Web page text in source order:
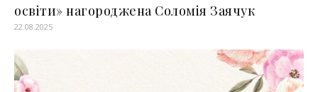
освіти» нагороджена Соломія Заячук
22.08.2025